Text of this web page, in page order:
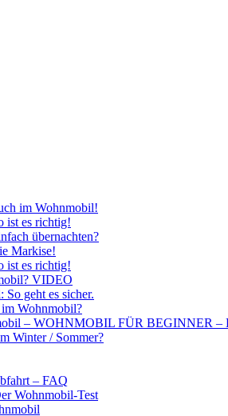
im Wohnmobil!
ist es richtig!
übernachten?
Markise!
ist es richtig!
VIDEO
geht es sicher.
Wohnmobil?
– WOHNMOBIL FÜR BEGINNER
Winter / Sommer?
– FAQ
Wohnmobil-Test